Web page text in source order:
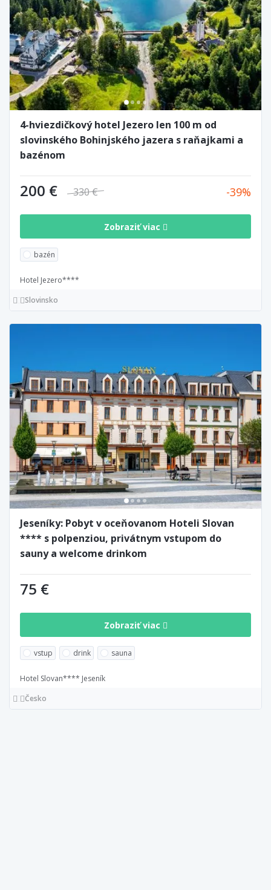
4-hviezdičkový hotel Jezero len 100 m od
slovinského Bohinjského jazera s raňajkami a
bazénom
200 € 330 € 39
Zobraziť viac
bazén
Hotel Jezero****
Slovinsko
Jeseníky: Pobyt v oceňovanom Hoteli Slovan
**** s polpenziou, privátnym vstupom do
sauny a welcome drinkom
75 €
Zobraziť viac
vstup drink sauna
Hotel Slovan**** Jeseník
Česko